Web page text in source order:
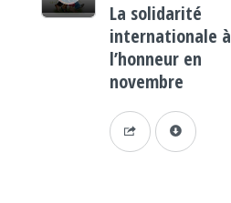
La solidarité
internationale à
l’honneur en
novembre